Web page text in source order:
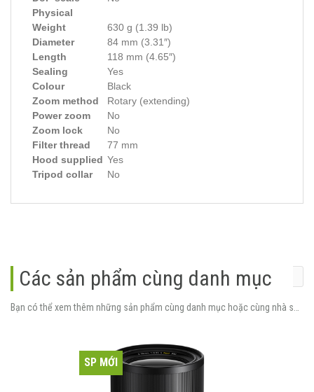
Physical
Weight
630 g (1.39 lb)
Diameter
84 mm (3.31″)
Length
118 mm (4.65″)
Sealing
Yes
Colour
Black
Zoom method
Rotary (extending)
Power zoom
No
Zoom lock
No
Filter thread
77 mm
Hood supplied Yes
Tripod collar
No
Các sản phẩm cùng danh mục
SP MỚI